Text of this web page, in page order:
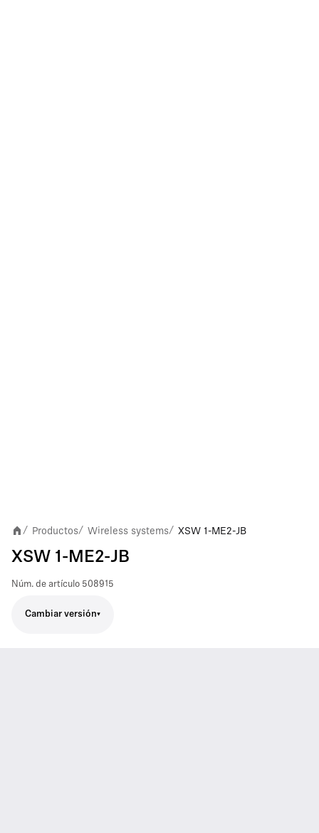
/ Productos/ Wireless systems/ XSW 1-ME2-JB
XSW 1-ME2-JB
Núm. de artículo 508915
Cambiar versión